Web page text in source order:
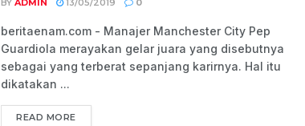
beritaenam.com - Manajer Manchester City Pep
Guardiola merayakan gelar juara yang disebutnya
sebagai yang terberat sepanjang karirnya. Hal itu
dikatakan ...
READ MORE